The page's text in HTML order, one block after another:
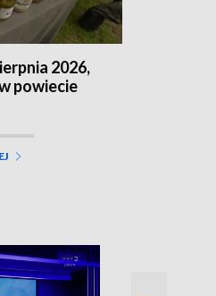
2026,
powiecie